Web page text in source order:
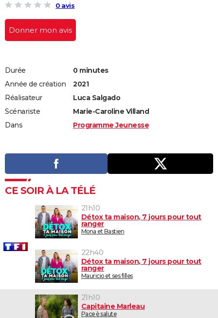
FORUM
Lifestyle
Sport
Television
Cinema
0 avis
Donner mon avis
Durée
0 minutes
Année de création
2021
Réalisateur
Luca Salgado
Scénariste
Marie-Caroline Villand
Dans
Programme Jeunesse
CE SOIR À LA TÉLÉ
21h10
Détox ta maison, 7 jours pour tout
ranger
Mona et Bastien
22h40
Détox ta maison, 7 jours pour tout
ranger
Mauricio et ses filles
21h10
Capitaine Marleau
Pace è salute